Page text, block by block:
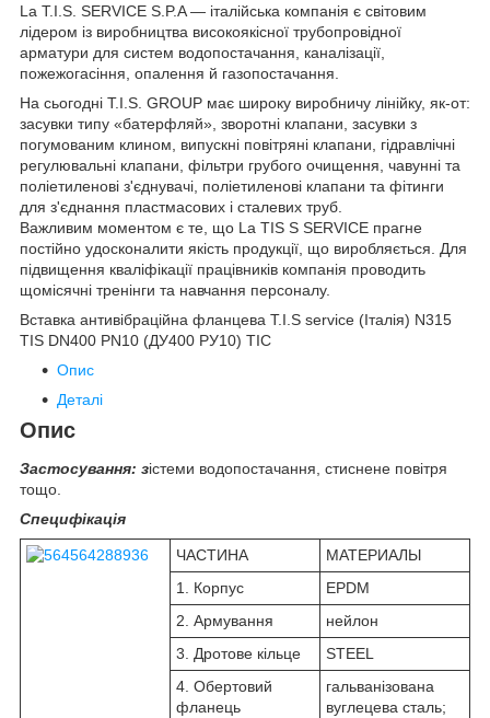
La T.I.S. SERVICE S.P.A — італійська компанія є світовим
лідером із виробництва високоякісної трубопровідної
арматури для систем водопостачання, каналізації,
пожежогасіння, опалення й газопостачання.
На сьогодні T.I.S. GROUP має широку виробничу лінійку, як-от:
засувки типу «батерфляй», зворотні клапани, засувки з
погумованим клином, випускні повітряні клапани, гідравлічні
регулювальні клапани, фільтри грубого очищення, чавунні та
поліетиленові з'єднувачі, поліетиленові клапани та фітинги
для з'єднання пластмасових і сталевих труб.
Важливим моментом є те, що La TIS S SERVICE прагне
постійно удосконалити якість продукції, що виробляється. Для
підвищення кваліфікації працівників компанія проводить
щомісячні тренінги та навчання персоналу.
Вставка антивібраційна фланцева T.I.S service (Італія) N315
TIS DN400 PN10 (ДУ400 РУ10) ТІС
Опис
Деталі
Опис
Застосування: зістеми водопостачання, стиснене повітря
тощо.
Специфікація
ЧАСТИНА
МАТЕРИАЛЫ
1. Корпус
EPDM
2. Армування
нейлон
3. Дротове кільце
STEEL
4. Обертовий
фланець
гальванізована
вуглецева сталь;